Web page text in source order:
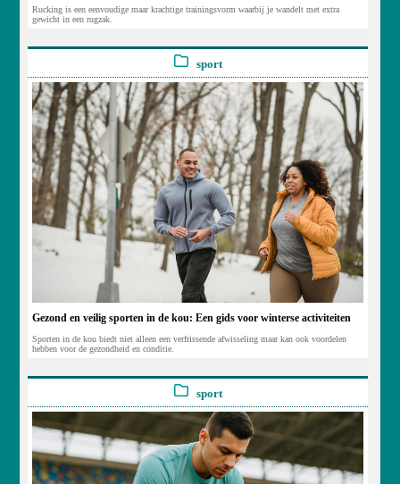
Rucking is een eenvoudige maar krachtige trainingsvorm waarbij je wandelt met extra
gewicht in een rugzak.
sport
Gezond en veilig sporten in de kou: Een gids voor winterse activiteiten
Sporten in de kou biedt niet alleen een verfrissende afwisseling maar kan ook voordelen
hebben voor de gezondheid en conditie.
sport